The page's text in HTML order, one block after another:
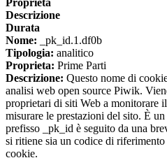
Proprieta
Descrizione
Durata
Nome: _pk_id.1.df0b
Tipologia: analitico
Proprieta: Prime Parti
Descrizione: Questo nome di
analisi web open source Piwik.
proprietari di siti Web a monitorare
misurare le prestazioni del sito. È
prefisso _pk_id è seguito da una
si ritiene sia un codice di
cookie.